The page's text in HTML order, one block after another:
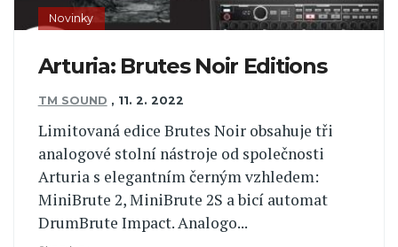
Novinky
Arturia: Brutes Noir Editions
TM SOUND , 11. 2. 2022
Limitovaná edice Brutes Noir obsahuje tři
analogové stolní nástroje od společnosti
Arturia s elegantním černým vzhledem:
MiniBrute 2, MiniBrute 2S a bicí automat
DrumBrute Impact. Analogo...